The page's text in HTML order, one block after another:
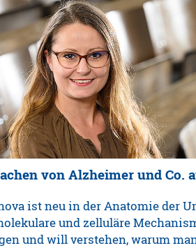
von Alzheimer und Co.
ist neu in der Anatomie der
und zelluläre
und will verstehen, warum